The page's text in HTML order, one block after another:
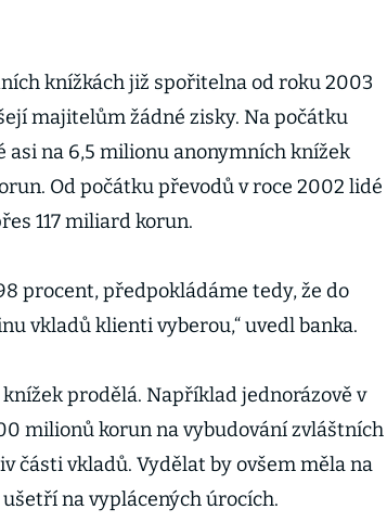
knížkách již spořitelna od roku 2003
majitelům žádné zisky. Na počátku
asi na 6,5 milionu anonymních knížek
Od počátku převodů v roce 2002 lidé
117 miliard korun.
procent, předpokládáme tedy, že do
vkladů klienti vyberou,“ uvedl banka.
prodělá. Například jednorázově v
milionů korun na vybudování zvláštních
části vkladů. Vydělat by ovšem měla na
na vyplácených úrocích.